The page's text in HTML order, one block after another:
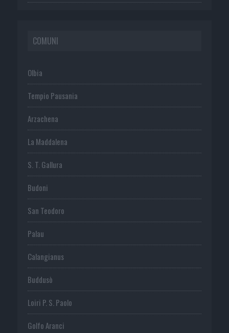
COMUNI
Olbia
Tempio Pausania
Arzachena
La Maddalena
S. T. Gallura
Budoni
San Teodoro
Palau
Calangianus
Buddusò
Loiri P. S. Paolo
Golfo Aranci